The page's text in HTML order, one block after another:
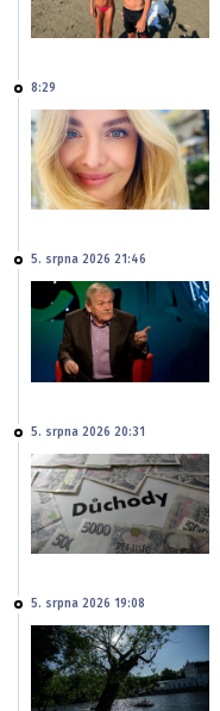
8:29
5. srpna 2026 21:46
5. srpna 2026 20:31
5. srpna 2026 19:08